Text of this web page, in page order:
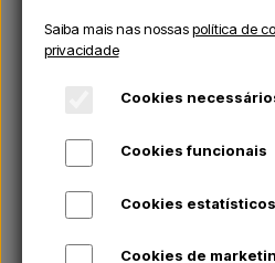
Saiba mais nas nossaspolítica de
privacidade
Cookies
Cookies funcionais
Cookies estatísticos
Cookies de